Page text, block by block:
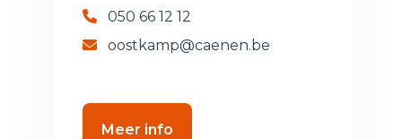
050 66 12 12
oostkamp@caenen.be
Meer info